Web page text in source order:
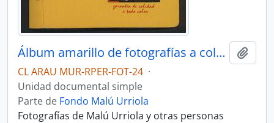
Álbum amarillo de fotografías a color en Sevilla
CL ARAU MUR-RPER-FOT-24 ·
Unidad documental simple
Parte de Fondo Malú Urriola
Fotografías de Malú Urriola y otras personas